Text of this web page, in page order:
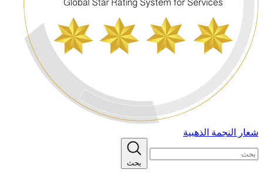
شعار النجمة الذهبية
بحث